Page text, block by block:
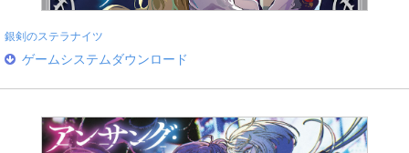
銀剣のステラナイツ
ゲームシステムダウンロード